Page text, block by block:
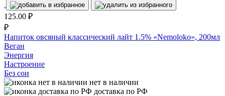
125.00 ₽
₽
Напиток овсяный классический лайт 1.5% «Nemoloko», 200мл
Веган
Энергия
Настроение
Без сои
нет в наличии
доставка по РФ